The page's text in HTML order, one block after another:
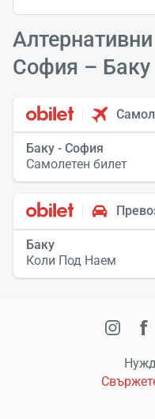
София – Баку
Баку - София
Самолетен билет
Баку
Коли Под Наем